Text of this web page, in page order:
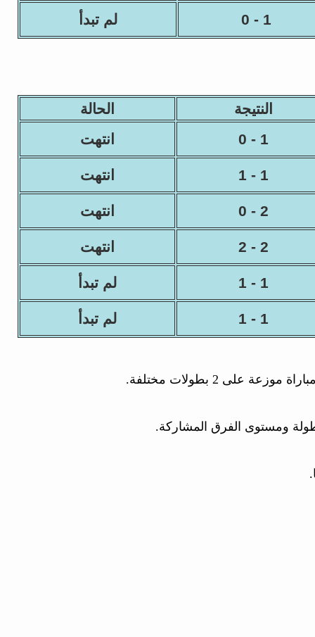
1 - 0 لم تبدأ
النتيجة الحالة
1 - 0 انتهت
1 - 1 انتهت
2 - 0 انتهت
2 - 2 انتهت
1 - 1 لم تبدأ
1 - 1 لم تبدأ
ومستوى الفرق المشاركة.